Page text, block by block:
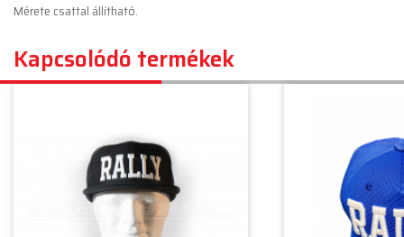
Mérete csattal állítható.
Kapcsolódó termékek